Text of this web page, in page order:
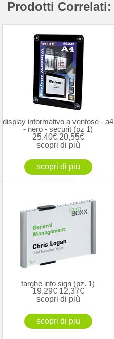
Prodotti Correlati:
display informativo a ventose - a4
- nero - securit (pz 1)
25,40€20,55€
scopri di più
targhe info sign (pz. 1)
19,29€12,37€
scopri di più